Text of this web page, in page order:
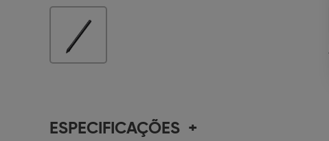
ESPECIFICAÇÕES +